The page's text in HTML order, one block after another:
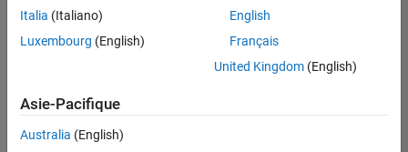
ou
afficher
l’ensemble
d'emploi.
malgré
Italia (Italiano)
Luxembourg (English)
English
Français
United Kingdom(English)
Asie-Pacifique
Australia (English)